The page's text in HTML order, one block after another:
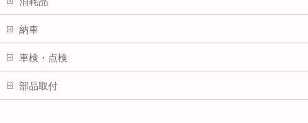
納車
車検・点検
部品取付